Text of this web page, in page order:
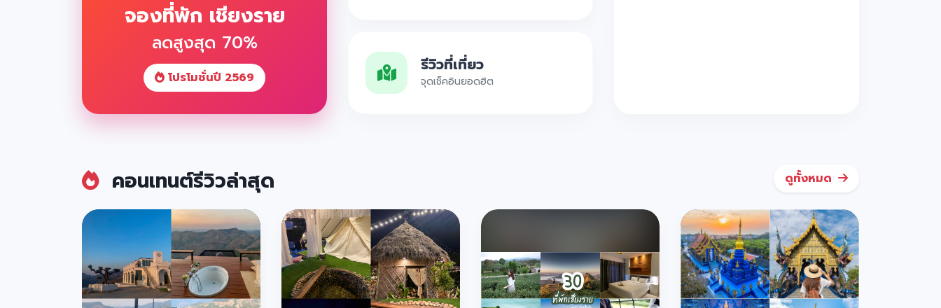
จองที่พัก เชียงราย
ลดสูงสุด 70%
โปรโมชั่นปี 2569
รีวิวที่เที่ยว
จุดเช็คอินยอดฮิต
คอนเทนต์รีวิวล่าสุด ดูทั้งหมด